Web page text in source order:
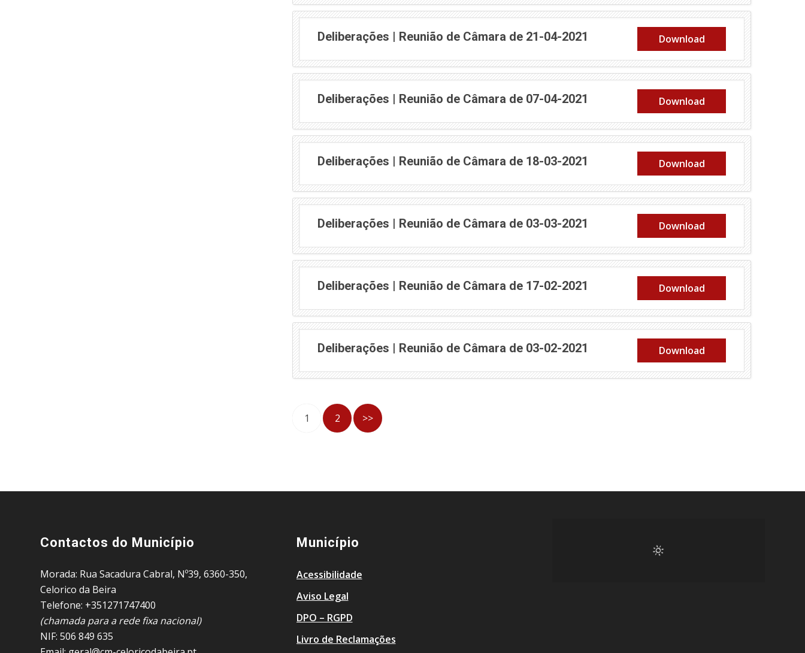
Deliberações | Reunião de Câmara de 21-04-2021 (abre em nova janela)
Download
Deliberações | Reunião de Câmara de 07-04-2021 (abre em nova janela)
Download
Deliberações | Reunião de Câmara de 18-03-2021 (abre em nova janela)
Download
Deliberações | Reunião de Câmara de 03-03-2021 (abre em nova janela)
Download
Deliberações | Reunião de Câmara de 17-02-2021 (abre em nova janela)
Download
Deliberações | Reunião de Câmara de 03-02-2021 (abre em nova janela)
Download
1 2 >>
Contactos do Município
Morada: Rua Sacadura Cabral, Nº39, 6360-350,
Celorico da Beira
Telefone: +351271747400
(chamada para a rede fixa nacional)
NIF: 506 849 635
Município
Acessibilidade
Aviso Legal
DPO – RGPD
Livro de Reclamações